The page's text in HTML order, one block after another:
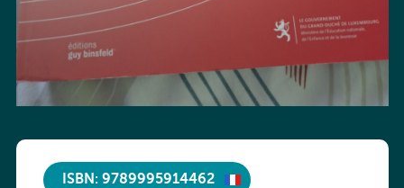
ISBN: 9789995914462